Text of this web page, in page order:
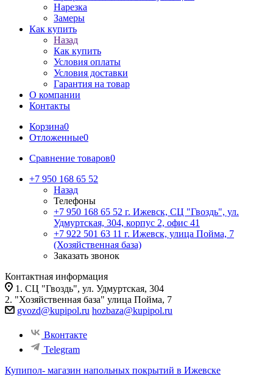
Нарезка
Замеры
Как купить
Назад
Как купить
Условия оплаты
Условия доставки
Гарантия на товар
О компании
Контакты
Корзина0
Отложенные0
Сравнение товаров0
+7 950 168 65 52
Назад
Телефоны
+7 950 168 65 52 г. Ижевск, СЦ "Гвоздь", ул.
Удмуртская, 304, корпус 2, офис 41
+7 922 501 63 11 г. Ижевск, улица Пойма, 7
(Хозяйственная база)
Заказать звонок
Контактная информация
1. СЦ "Гвоздь", ул. Удмуртская, 304
2. "Хозяйственная база" улица Пойма, 7
gvozd@kupipol.ru hozbaza@kupipol.ru
Вконтакте
Telegram
Купипол- магазин напольных покрытий в Ижевске